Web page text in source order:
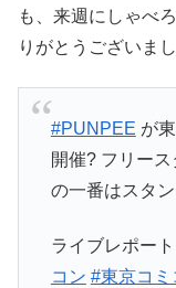
も、来週にしゃべ
りがとうございまし
#PUNPEE が
開催? フリー
の一番はスタン
ライブレポート
コン #東京コ